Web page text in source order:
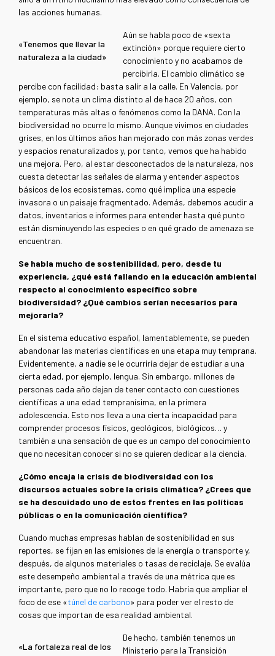
las acciones humanas.
«Tenemos que llevar la
naturaleza a la ciudad»
Aún se habla poco de «sexta
extinción» porque requiere cierto
conocimiento y no acabamos de
percibirla. El cambio climático se
percibe con facilidad: basta salir a la calle. En Valencia, por
ejemplo, se nota un clima distinto al de hace 20 años, con
temperaturas más altas o fenómenos como la DANA. Con la
biodiversidad no ocurre lo mismo. Aunque vivimos en ciudades
grises, en los últimos años han mejorado con más zonas verdes
y espacios renaturalizados y, por tanto, vemos que ha habido
una mejora. Pero, al estar desconectados de la naturaleza, nos
cuesta detectar las señales de alarma y entender aspectos
básicos de los ecosistemas, como qué implica una especie
invasora o un paisaje fragmentado. Además, debemos acudir a
datos, inventarios e informes para entender hasta qué punto
están disminuyendo las especies o en qué grado de amenaza se
encuentran.
Se habla mucho de sostenibilidad, pero, desde tu
experiencia, ¿qué está fallando en la educación ambiental
respecto al conocimiento específico sobre
biodiversidad? ¿Qué cambios serían necesarios para
mejorarla?
En el sistema educativo español, lamentablemente, se pueden
abandonar las materias científicas en una etapa muy temprana.
Evidentemente, a nadie se le ocurriría dejar de estudiar a una
cierta edad, por ejemplo, lengua. Sin embargo, millones de
personas cada año dejan de tener contacto con cuestiones
científicas a una edad tempranísima, en la primera
adolescencia. Esto nos lleva a una cierta incapacidad para
comprender procesos físicos, geológicos, biológicos… y
también a una sensación de que es un campo del conocimiento
que no necesitan conocer si no se quieren dedicar a la ciencia.
¿Cómo encaja la crisis de biodiversidad con los
discursos actuales sobre la crisis climática? ¿Crees que
se ha descuidado uno de estos frentes en las políticas
públicas o en la comunicación científica?
Cuando muchas empresas hablan de sostenibilidad en sus
reportes, se fijan en las emisiones de la energía o transporte y,
después, de algunos materiales o tasas de reciclaje. Se evalúa
este desempeño ambiental a través de una métrica que es
importante, pero que no lo recoge todo. Habría que ampliar el
foco de ese «túnel de carbono» para poder ver el resto de
cosas que importan de esa realidad ambiental.
«La fortaleza real de los
De hecho, también tenemos un
Ministerio para la Transición